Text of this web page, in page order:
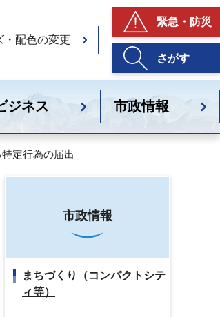
・配色の変更
緊急・防災
さがす
ジネス 市政情報
定行為の届出
市政情報
まちづくり（コンパクトシテ
ィ等）